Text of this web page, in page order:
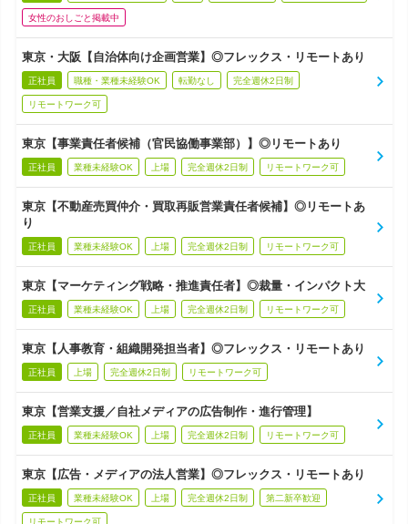
女性のおしごと掲載中
東京・大阪【自治体向け企画営業】◎フレックス・リモートあり
正社員 職種・業種未経験OK 転勤なし 完全週休2日制
リモートワーク可
東京【事業責任者候補（官民協働事業部）】◎リモートあり
正社員 業種未経験OK 上場 完全週休2日制 リモートワーク可
東京【不動産売買仲介・買取再販営業責任者候補】◎リモートあ
り
正社員 業種未経験OK 上場 完全週休2日制 リモートワーク可
東京【マーケティング戦略・推進責任者】◎裁量・インパクト大
正社員 業種未経験OK 上場 完全週休2日制 リモートワーク可
東京【人事教育・組織開発担当者】◎フレックス・リモートあり
正社員 上場 完全週休2日制 リモートワーク可
東京【営業支援／自社メディアの広告制作・進行管理】
正社員 業種未経験OK 上場 完全週休2日制 リモートワーク可
東京【広告・メディアの法人営業】◎フレックス・リモートあり
正社員 業種未経験OK 上場 完全週休2日制 第二新卒歓迎
リモートワーク可